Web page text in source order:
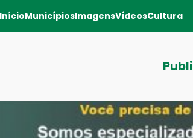
InícioMunicípiosImagensVídeosCultura